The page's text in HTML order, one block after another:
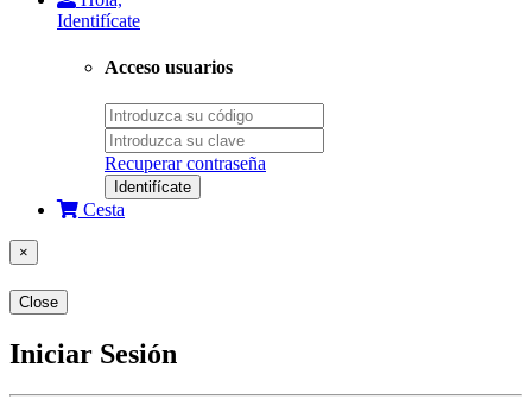
Identifícate
Acceso usuarios
Recuperar contraseña
Identifícate
Cesta
×
Close
Iniciar Sesión